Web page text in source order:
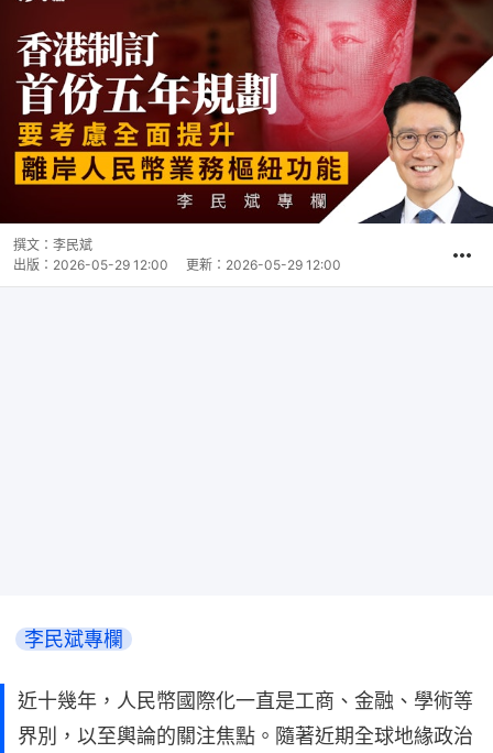
撰文： 李民斌
出版： 2026-05-29 12:00 更新： 2026-05-29 12:00
李民斌專欄
近十幾年，人民幣國際化一直是工商、金融、學術等
界別，以至輿論的關注焦點。隨著近期全球地緣政治